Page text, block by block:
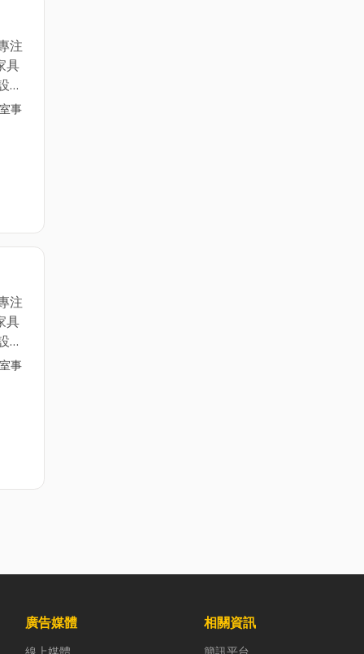
注
具
的
可
鐵
間
，
雷
事
注
具
的
可
間
事
廣告媒體 相關資訊